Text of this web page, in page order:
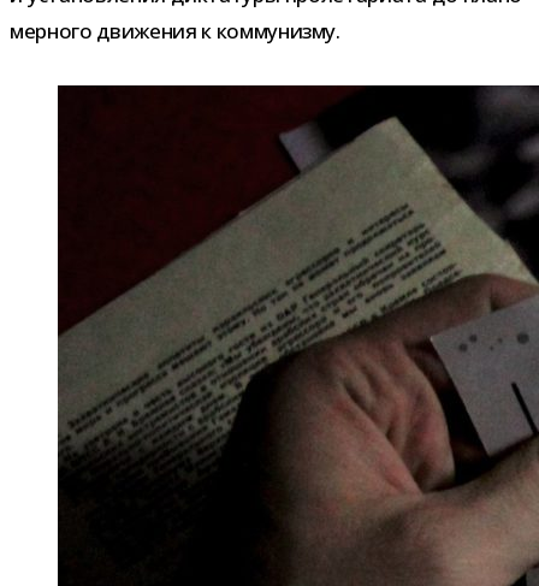
мер­ного дви­же­ния к коммунизму.